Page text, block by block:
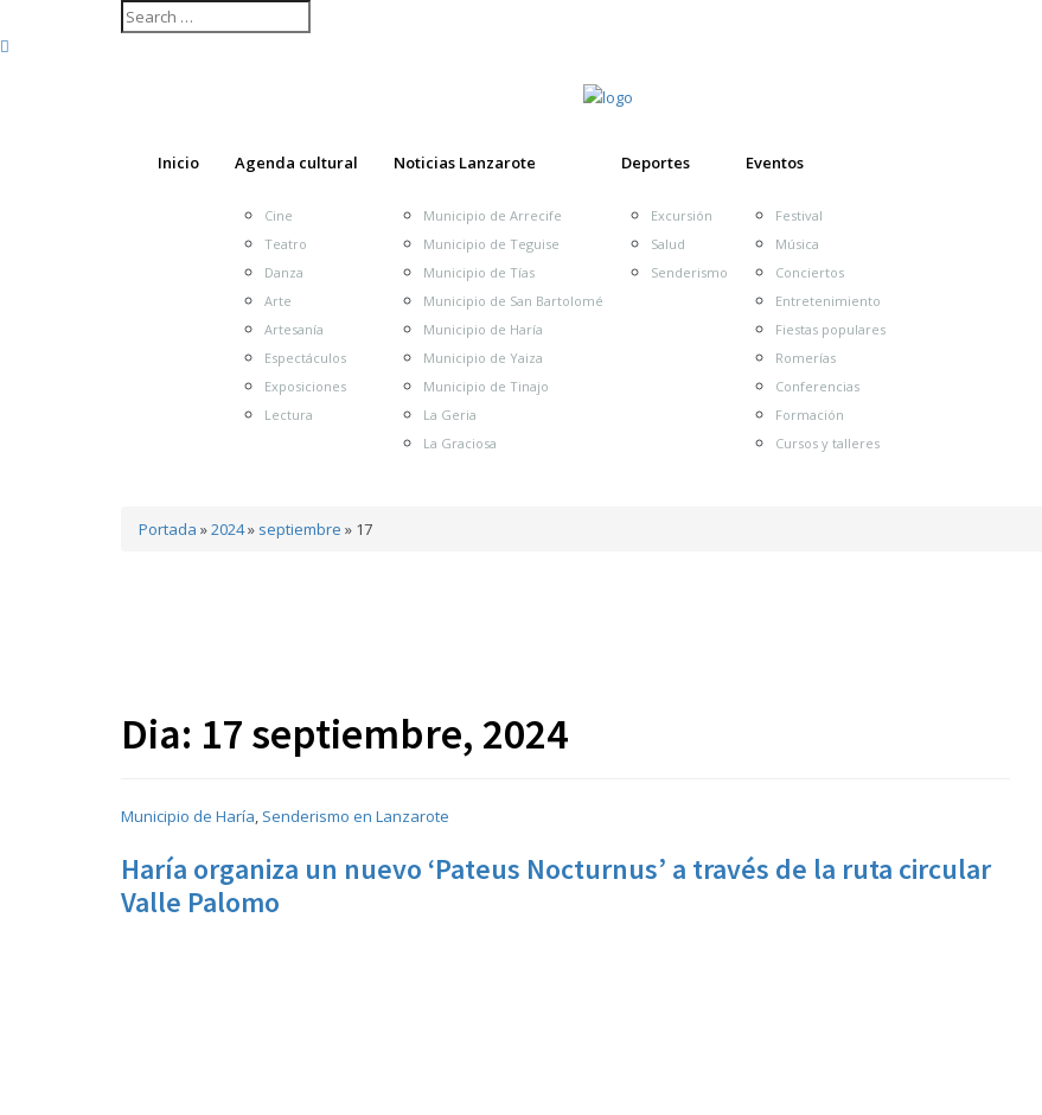
arrecife Ayuntamiento de Arrecife Ayuntamiento de Haría
Ayuntamiento de Tinajo Ayuntamiento de Tías Ayuntamiento de Yaiza
concursocoronavirus costa teguisecovid19 Día de Canarias espectáculo
inscripcionesJameos del agua la graciosa playa honda PResentación
Teatro Víctor Fernández Gopar ‘El Salinero’
Inicio Agenda cultural
Cine
Teatro
Danza
Arte
Artesanía
Espectáculos
Exposiciones
Lectura
Noticias Lanzarote
Municipio de Arrecife
Municipio de Teguise
Municipio de Tías
Municipio de San Bartolomé
Municipio de Haría
Municipio de Yaiza
Municipio de Tinajo
La Geria
La Graciosa
Deportes
Excursión
Salud
Senderismo
Eventos
Festival
Música
Conciertos
Entretenimiento
Fiestas populares
Romerías
Conferencias
Formación
Cursos y talleres
Portada »2024» septiembre » 17
Dia: 17 septiembre, 2024
Municipio de Haría, Senderismo en Lanzarote
Haría organiza un nuevo ‘Pateus Nocturnus’ a través de la ruta circular
Valle Palomo